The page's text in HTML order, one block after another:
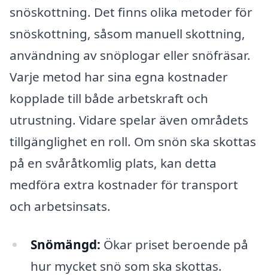
snöskottning. Det finns olika metoder för
snöskottning, såsom manuell skottning,
användning av snöplogar eller snöfräsar.
Varje metod har sina egna kostnader
kopplade till både arbetskraft och
utrustning. Vidare spelar även områdets
tillgänglighet en roll. Om snön ska skottas
på en svåråtkomlig plats, kan detta
medföra extra kostnader för transport
och arbetsinsats.
Snömängd: Ökar priset beroende på
hur mycket snö som ska skottas.